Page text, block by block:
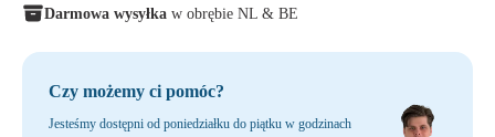
Darmowa wysyłka w obrębie NL & BE
Czy możemy ci pomóc?
Jesteśmy dostępni od poniedziałku do piątku w godzinach